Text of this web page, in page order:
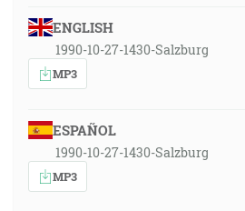
ENGLISH
1990-10-27-1430-Salzburg
MP3
ESPAÑOL
1990-10-27-1430-Salzburg
MP3